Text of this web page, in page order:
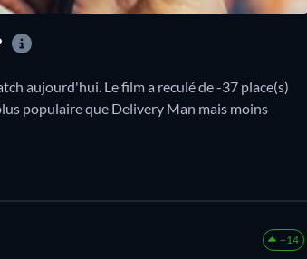
aujourd'hui. Le film a reculé de -37 place(s)
populaire que Delivery Man mais moins
+14